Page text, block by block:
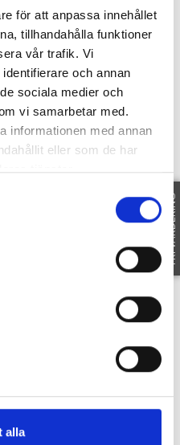
för att anpassa innehållet
tillhandahålla funktioner
vår trafik. Vi
och annan
sociala medier och
vi samarbetar med.
informationen med annan
eller som de har
tjänster.
alla
FRI VÄRDERING